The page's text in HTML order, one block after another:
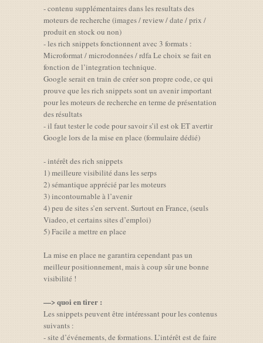
- contenu supplémentaires dans les resultats des
moteurs de recherche (images / review / date / prix /
produit en stock ou non)
- les rich snippets fonctionnent avec 3 formats :
Microformat / microdonnées / rdfa Le choix se fait en
fonction de l’integration technique.
Google serait en train de créer son propre code, ce qui
prouve que les rich snippets sont un avenir important
pour les moteurs de recherche en terme de présentation
des résultats
- il faut tester le code pour savoir s’il est ok ET avertir
Google lors de la mise en place (formulaire dédié)
- intérêt des rich snippets
1) meilleure visibilité dans les serps
2) sémantique apprécié par les moteurs
3) incontournable à l’avenir
4) peu de sites s’en servent. Surtout en France, (seuls
Viadeo, et certains sites d’emploi)
5) Facile a mettre en place
La mise en place ne garantira cependant pas un
meilleur positionnement, mais à coup sûr une bonne
visibilité !
—> quoi en tirer :
Les snippets peuvent être intéressant pour les contenus
suivants :
- site d’événements, de formations. L’intérêt est de faire